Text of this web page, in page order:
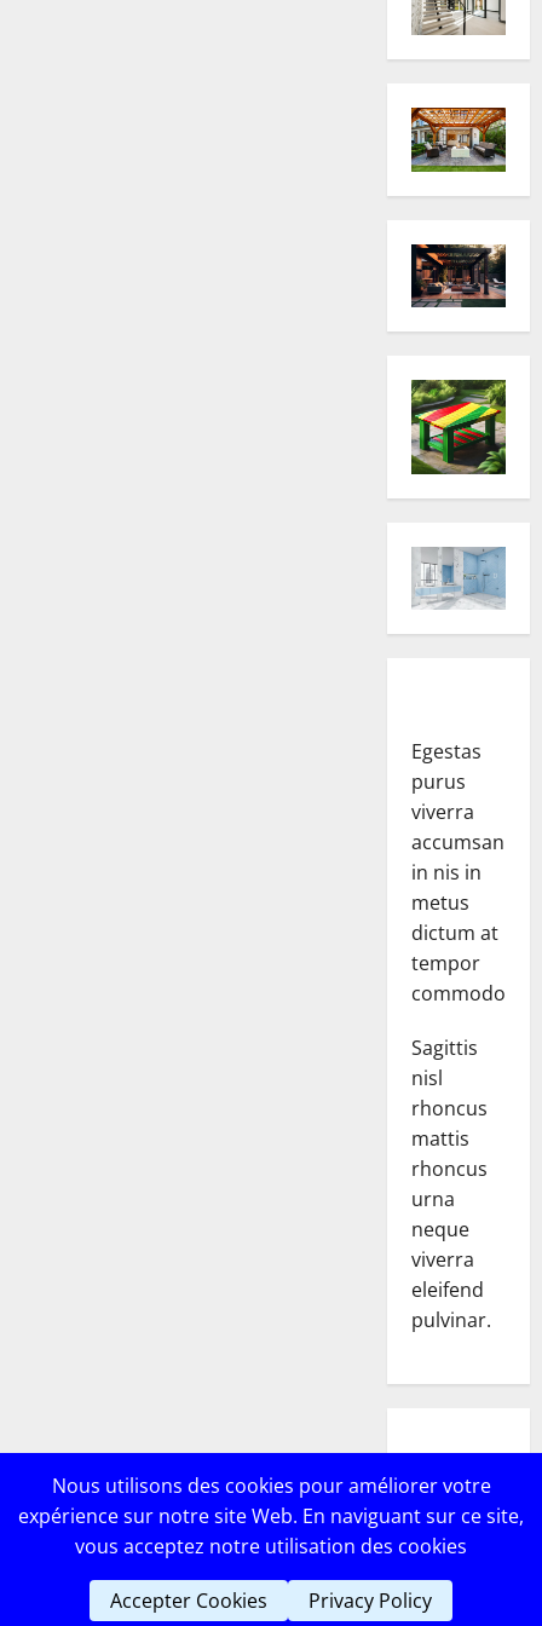
Egestas
purus
viverra
accumsan
in nis in
metus
dictum at
tempor
commodo.
Sagittis
nisl
rhoncus
mattis
rhoncus
urna
neque
viverra
eleifend
pulvinar.
POPULAR
POSTS
Copyright © Lebricomag| MoreNews par AF themes
Nous utilisons des cookies pour améliorer votre
expérience sur notre site Web. En naviguant sur ce site,
vous acceptez notre utilisation des cookies
Accepter Cookies Privacy Policy